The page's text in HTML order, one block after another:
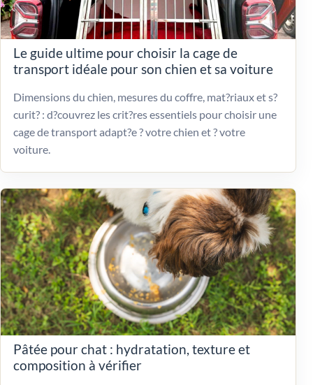
Le guide ultime pour choisir la cage de
transport idéale pour son chien et sa voiture
Dimensions du chien, mesures du coffre, mat?riaux et s?
curit? : d?couvrez les crit?res essentiels pour choisir une
cage de transport adapt?e ? votre chien et ? votre
voiture.
Pâtée pour chat : hydratation, texture et
composition à vérifier